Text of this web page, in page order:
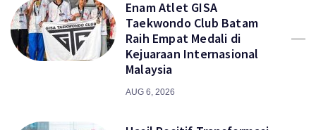
Enam Atlet GISA
Taekwondo Club Batam
Raih Empat Medali di
Kejuaraan Internasional
Malaysia
AUG 6, 2026